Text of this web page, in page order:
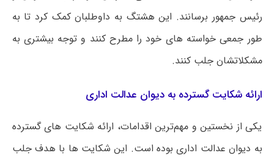
رئیس جمهور برسانند. این هشتگ به داوطلبان کمک کرد تا به
طور جمعی خواسته های خود را مطرح کنند و توجه بیشتری به
مشکلاتشان جلب کنند.
ارائه شکایت گسترده به دیوان عدالت اداری
یکی از نخستین و مهم‌ترین اقدامات، ارائه شکایت های گسترده
به دیوان عدالت اداری بوده است. این شکایت ها با هدف جلب